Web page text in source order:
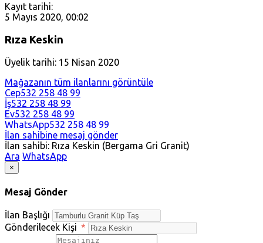
Kayıt tarihi:
5 Mayıs 2020, 00:02
Rıza Keskin
Üyelik tarihi: 15 Nisan 2020
Mağazanın tüm ilanlarını görüntüle
Cep532 258 48 99
İş532 258 48 99
Ev532 258 48 99
WhatsApp532 258 48 99
İlan sahibine mesaj gönder
İlan sahibi: Rıza Keskin (Bergama Gri Granit)
Ara WhatsApp
×
Mesaj Gönder
İlan Başlığı
Gönderilecek Kişi *